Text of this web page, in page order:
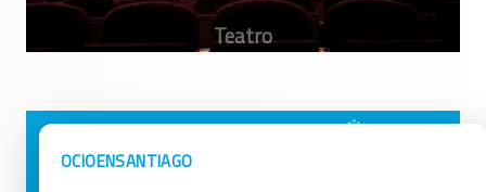
OCIOENSANTIAGO
Avisos Legales